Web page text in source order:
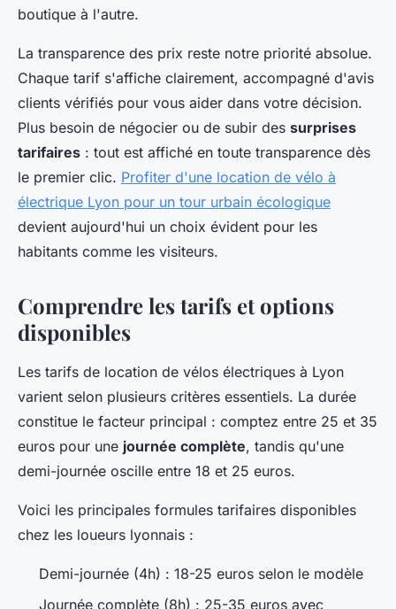
boutique à l'autre.
La transparence des prix reste notre priorité absolue.
Chaque tarif s'affiche clairement, accompagné d'avis
clients vérifiés pour vous aider dans votre décision.
Plus besoin de négocier ou de subir des surprises
tarifaires : tout est affiché en toute transparence dès
le premier clic. Profiter d'une location de vélo à
électrique Lyon pour un tour urbain écologique
devient aujourd'hui un choix évident pour les
habitants comme les visiteurs.
Comprendre les tarifs et options
disponibles
Les tarifs de location de vélos électriques à Lyon
varient selon plusieurs critères essentiels. La durée
constitue le facteur principal : comptez entre 25 et 35
euros pour une journée complète, tandis qu'une
demi-journée oscille entre 18 et 25 euros.
Voici les principales formules tarifaires disponibles
chez les loueurs lyonnais :
Demi-journée (4h) : 18-25 euros selon le modèle
Journée complète (8h) : 25-35 euros avec